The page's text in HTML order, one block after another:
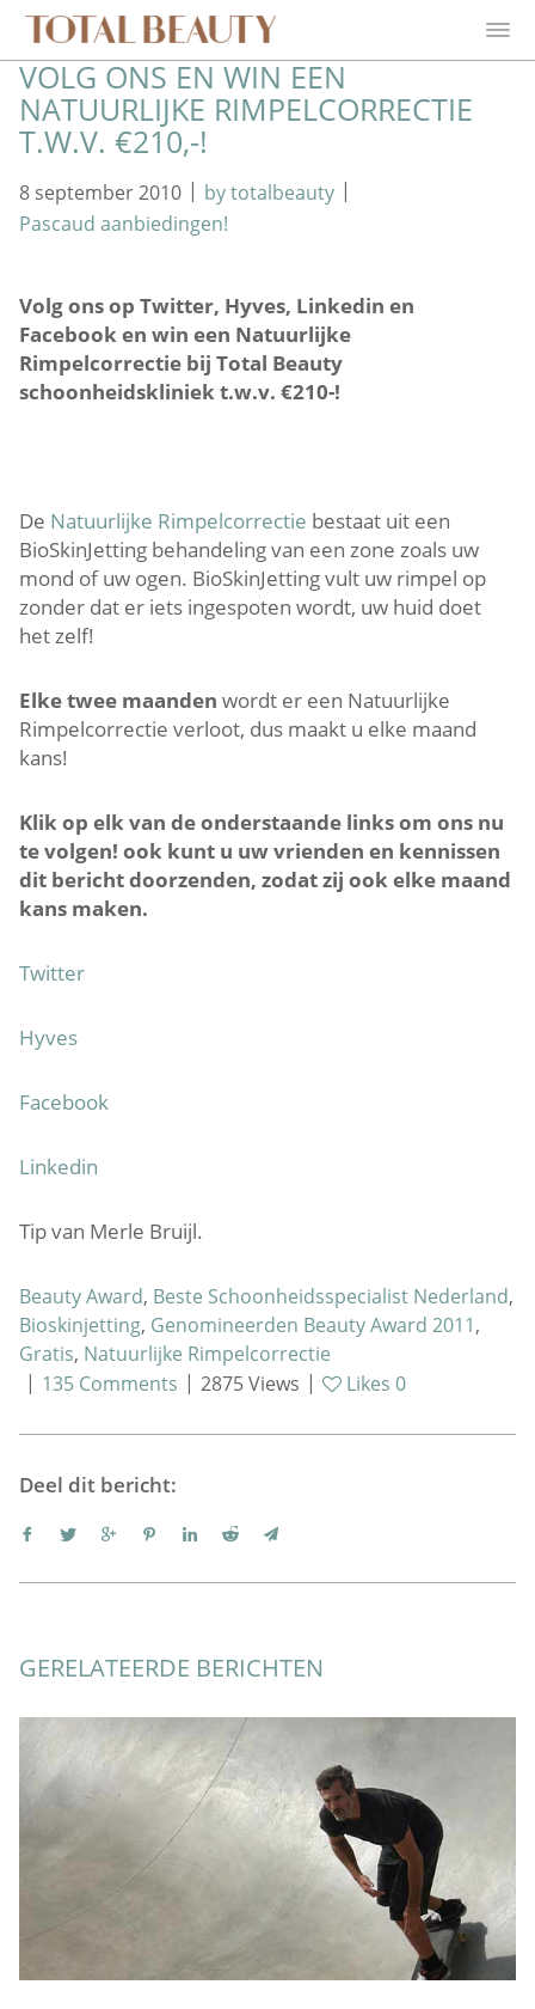
VOLG ONS EN WIN EEN
NATUURLIJKE RIMPELCORRECTIE
T.W.V. €210,-!
8 september 2010 | by totalbeauty |
Pascaud aanbiedingen!
Volg ons op Twitter, Hyves, Linkedin en
Facebook en win een Natuurlijke
Rimpelcorrectie bij Total Beauty
schoonheidskliniek t.w.v. €210-!
De Natuurlijke Rimpelcorrectie bestaat uit een
BioSkinJetting behandeling van een zone zoals uw
mond of uw ogen. BioSkinJetting vult uw rimpel op
zonder dat er iets ingespoten wordt, uw huid doet
het zelf!
Elke twee maanden wordt er een Natuurlijke
Rimpelcorrectie verloot, dus maakt u elke maand
kans!
Klik op elk van de onderstaande links om ons nu
te volgen! ook kunt u uw vrienden en kennissen
dit bericht doorzenden, zodat zij ook elke maand
kans maken.
Twitter
Hyves
Facebook
Linkedin
Tip van Merle Bruijl.
Beauty Award, Beste Schoonheidsspecialist Nederland,
Bioskinjetting, Genomineerden Beauty Award 2011,
Gratis, Natuurlijke Rimpelcorrectie
| 135 Comments | 2875Views | Likes 0
Deel dit bericht:
GERELATEERDE BERICHTEN